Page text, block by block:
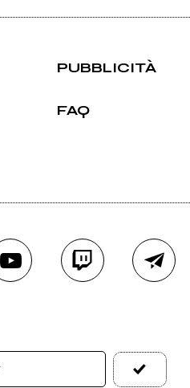
PUBBLICITÀ
FAQ